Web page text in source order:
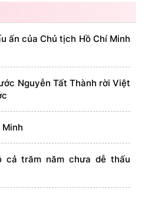
ấn của Chủ tịch Hồ Chí Minh
Nguyễn Tất Thành rời Việt
cả trăm năm chưa dễ thấu